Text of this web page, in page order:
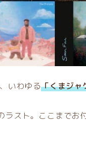
いわゆる「くまジャ
ラスト。ここまでお